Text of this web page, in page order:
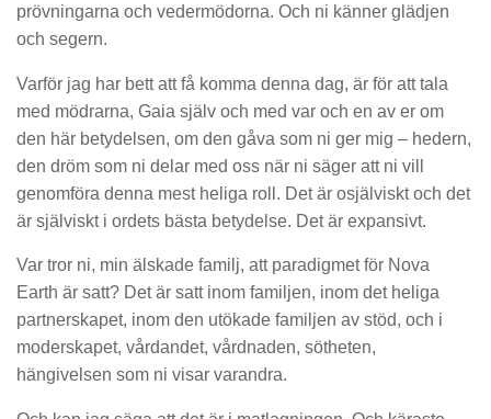
prövningarna och vedermödorna. Och ni känner glädjen
och segern.
Varför jag har bett att få komma denna dag, är för att tala
med mödrarna, Gaia själv och med var och en av er om
den här betydelsen, om den gåva som ni ger mig – hedern,
den dröm som ni delar med oss när ni säger att ni vill
genomföra denna mest heliga roll. Det är osjälviskt och det
är själviskt i ordets bästa betydelse. Det är expansivt.
Var tror ni, min älskade familj, att paradigmet för Nova
Earth är satt? Det är satt inom familjen, inom det heliga
partnerskapet, inom den utökade familjen av stöd, och i
moderskapet, vårdandet, vårdnaden, sötheten,
hängivelsen som ni visar varandra.